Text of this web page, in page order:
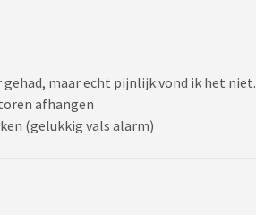
maar echt pijnlijk vond ik het niet.
afhangen
(gelukkig vals alarm)